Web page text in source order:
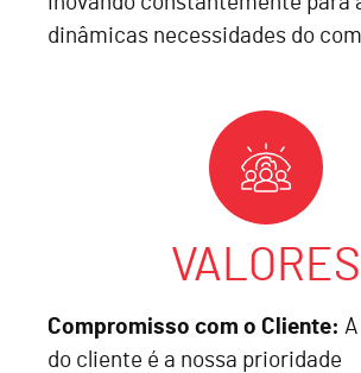
dinâmicas necessidades do
VALORES
Compromisso com o Cliente:
do cliente é a nossa prioridade